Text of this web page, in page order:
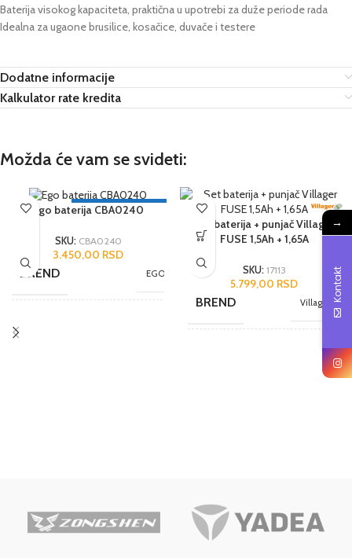
Baterija visokog kapaciteta, praktična u upotrebi za duže periode rada
Idealna za ugaone brusilice, kosačice, duvače i testere
Dodatne informacije
Kalkulator rate kredita
Možda će vam se svideti:
3 GODINE GARANCIJA
Ego baterija CBA0240
SKU: CBA0240
3.450,00 RSD
BREND EGO
Set baterija + punjač Villager
FUSE 1,5Ah + 1,65A
SKU: 17113
5.799,00 RSD
BREND Villager
kom.
ZEMLJA POREKLA
→
Kontakt